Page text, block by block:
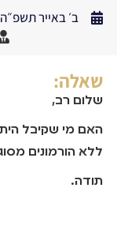
ב׳ באייר תשפ״ה
שאלה:
שלום רב,
האם מי שקיבל
ללא הורמונים
תודה.